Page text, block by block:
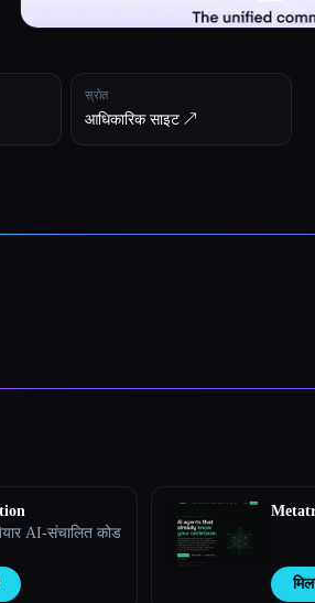
स्रोत
आधिकारिक साइट ↗︎
AI-संचालित कोड